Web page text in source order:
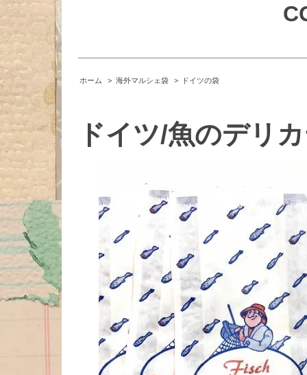
ホーム > 海外マルシェ袋 > ドイツの袋
ドイツ/魚のデリ